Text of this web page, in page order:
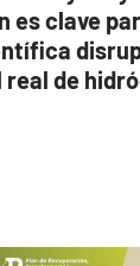
es clave
de